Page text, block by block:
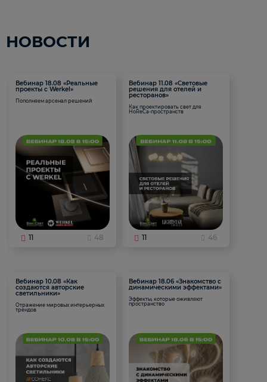
НОВОСТИ
Вебинар 18.08 «Реальные
проекты с Werkel»
Пополняем арсенал решений
11 48
Вебинар 11.08 «Световые
решения для отелей и
ресторанов»
Как проектировать свет для
HoReCa-пространств
11 46
Вебинар 10.08 «Как
создаются авторские
светильники»
Отражение мировых интерьерных
трендов
Вебинар 18.06 «Знакомство с
динамическими эффектами»
Эффекты, которые оживляют
пространство